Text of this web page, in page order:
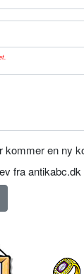
kommer en ny
fra antikabc.dk